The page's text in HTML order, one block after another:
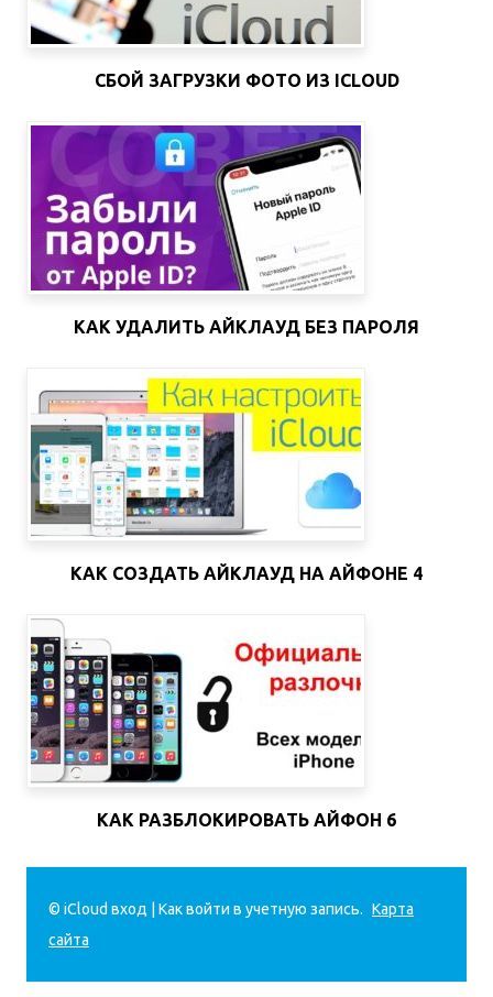
СБОЙ ЗАГРУЗКИ ФОТО ИЗ ICLOUD
КАК УДАЛИТЬ АЙКЛАУД БЕЗ ПАРОЛЯ
КАК СОЗДАТЬ АЙКЛАУД НА АЙФОНЕ 4
КАК РАЗБЛОКИРОВАТЬ АЙФОН 6
© iCloud вход | Как войти в учетную запись. Карта
сайта